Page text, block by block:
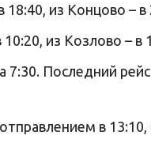
из Концово – в
из Козлово – в
Последний
в 13:10,